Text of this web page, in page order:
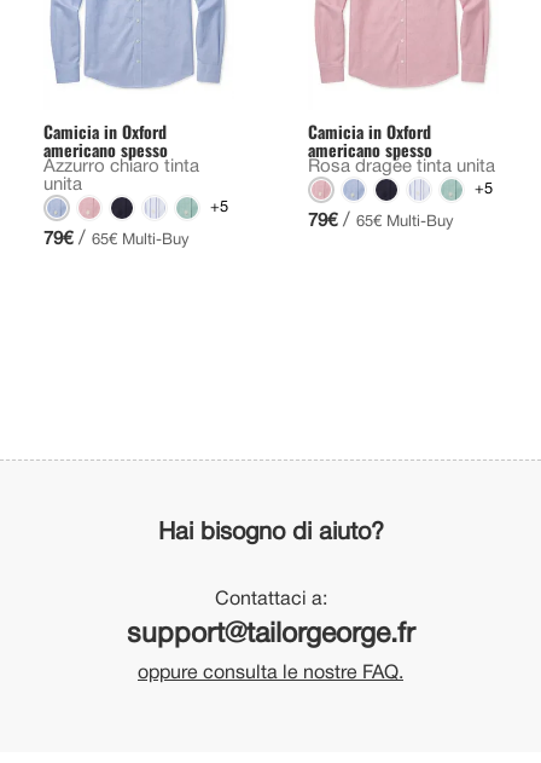
Camicia in Oxford
americano spesso
Azzurro chiaro tinta
unita
+5
79€ / 65€ Multi-Buy
Camicia in Oxford
americano spesso
Rosa dragée tinta unita
+5
79€ / 65€ Multi-Buy
Hai bisogno di aiuto?
Contattaci a:
support@tailorgeorge.fr
oppure consulta le nostre FAQ.